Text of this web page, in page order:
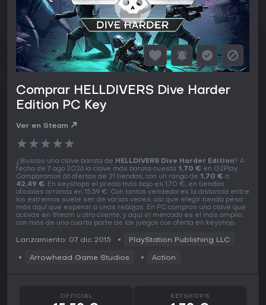
Comprar HELLDIVERS Dive Harder
Edition PC Key
Ver en Steam
★★★★★
¿Buscas una clave barata de HELLDIVERS Dive Harder Edition? A
fecha de 7 ago 2026 la clave más barata cuesta 1,70 € en G2Play.
Comparamos 66 ofertas de 21 tiendas, con un rango de 1,70 € a
42,49 €. En keyshops el precio más bajo es 1,70 €, en tiendas
oficiales arranca en 15,59 €. Con tantos vendedores la distancia entre
los extremos suele ser de varias veces, así que elegir tienda pesa
más aquí que esperar a unas rebajas. En PC compras una clave que
activas en Steam u otro cliente, y aquí el mercado es el más amplio,
con más de una cuarta parte de los juegos con oferta en keyshop.
Lanzamiento: 07 dic 2015 PlayStation Publishing LLC
Arrowhead Game Studios Action
OFFICIAL KEYSHOPS